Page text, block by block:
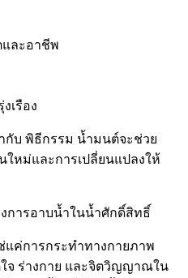
และอาชีพ
เรือง
กับ พิธีกรรม น้ำมนต์จะช่วย
ใหม่และการเปลี่ยนแปลงให้
ารอาบน้ำในน้ำศักดิ์สิทธิ์
ค่การกระทำทางกายภาพ
ใจ ร่างกาย และจิตวิญญาณใน